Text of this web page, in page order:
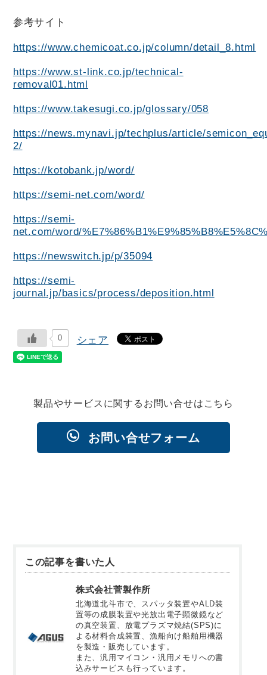
参考サイト
https://www.chemicoat.co.jp/column/detail_8.html
https://www.st-link.co.jp/technical-
removal01.html
https://www.takesugi.co.jp/glossary/058
https://news.mynavi.jp/techplus/article/
2/
https://kotobank.jp/word/
https://semi-net.com/word/
https://semi-
net.com/word/
https://newswitch.jp/p/35094
https://semi-
journal.jp/basics/process/deposition.html
0 シェア
製品やサービスに関するお問い合せはこちら
お問い合せフォーム
この記事を書いた人
株式会社菅製作所
北海道北斗市で、スパッタ装置やALD装
置等の成膜装置や光放出電子顕微鏡など
の真空装置、放電プラズマ焼結(SPS)に
よる材料合成装置、漁船向け船舶用機器
を製造・販売しています。
また、汎用マイコン・汎用メモリへの書
込みサービスも行っています。